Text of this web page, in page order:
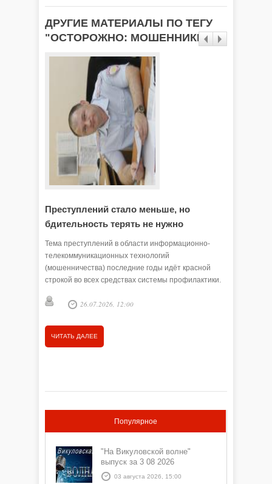
ДРУГИЕ МАТЕРИАЛЫ ПО ТЕГУ
"ОСТОРОЖНО: МОШЕННИКИ!"
Преступлений стало меньше, но
бдительность терять не нужно
Тема преступлений в области информационно-
телекоммуникационных технологий
(мошенничества) последние годы идёт красной
строкой во всех средствах системы профилактики.
становятся обманутыми и легко расстаются со
доверчивость. Сегодня наша беседа с начальником
ОП № 2 (дислокация с. Викулово) МО МВД России
Викуловского округа?
26.07.2026, 12:00
ЧИТАТЬ ДАЛЕЕ
Популярное
"На Викуловской волне"
выпуск за 3 08 2026
03 августа 2026, 15:00